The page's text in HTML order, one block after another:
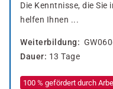
Die Kenntnisse, die Sie
helfen Ihnen ...
Weiterbildung
Dauer
13 Tage
100 % gefördert durch